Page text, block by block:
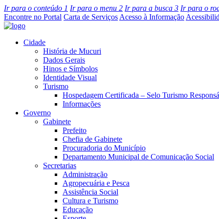
Ir para o conteúdo 1 Ir para o menu 2 Ir para a busca 3 Ir para o
Encontre no Portal Carta de Serviços Acesso à Informação
Cidade
História de Mucuri
Dados Gerais
Hinos e Símbolos
Identidade Visual
Turismo
Hospedagem Certificada – Selo Turismo
Informações
Governo
Gabinete
Prefeito
Chefia de Gabinete
Procuradoria do Município
Departamento Municipal de Comunicação Social
Secretarias
Administração
Agropecuária e Pesca
Assistência Social
Cultura e Turismo
Educação